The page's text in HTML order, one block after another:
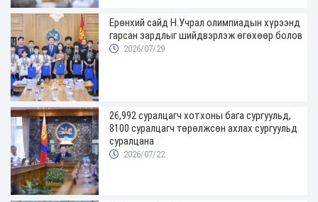
Ерөнхий сайд Н.Учрал олимпиадын хүрээнд
гарсан зардлыг шийдвэрлэж өгөхөөр болов
2026/07/29
26,992 суралцагч хотхоны бага сургуульд,
8100 суралцагч төрөлжсөн ахлах сургуульд
суралцана
2026/07/22